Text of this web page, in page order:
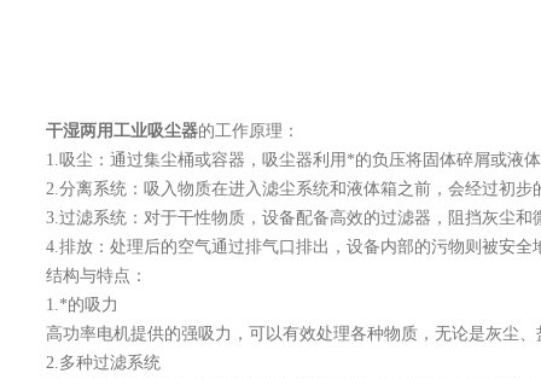
干湿两用工业吸尘器的工作原理：
1.吸尘：通过集尘桶或容器，吸尘器利用*的负压将固体碎屑或液
2.分离系统：吸入物质在进入滤尘系统和液体箱之前，会经过初步
3.过滤系统：对于干性物质，设备配备高效的过滤器，阻挡灰尘和
4.排放：处理后的空气通过排气口排出，设备内部的污物则被安全
结构与特点：
1.*的吸力
高功率电机提供的强吸力，可以有效处理各种物质，无论是灰尘、
2.多种过滤系统